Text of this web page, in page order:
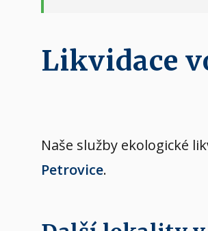
Likvidace
Naše služby ekologické
Petrovice.